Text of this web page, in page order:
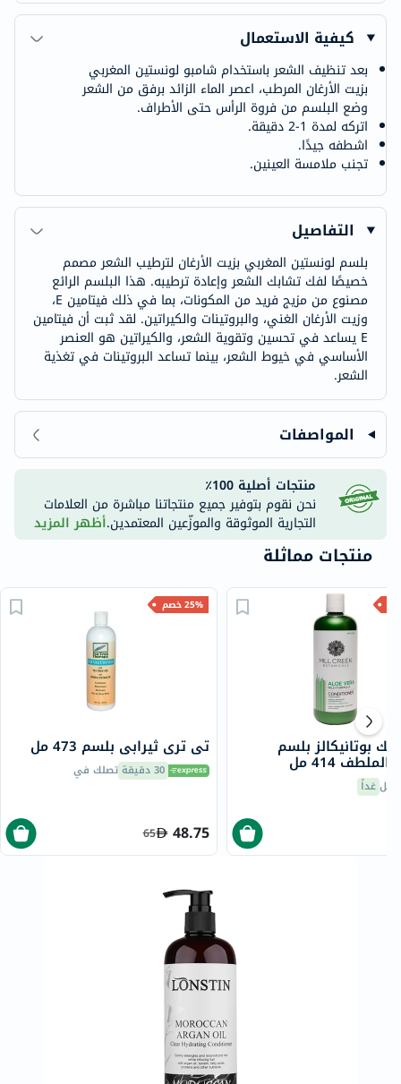
كيفية الاستعمال
بعد تنظيف الشعر باستخدام شامبو لونستين المغربي
بزيت الأرغان المرطب، اعصر الماء الزائد برفق من الشعر
وضع البلسم من فروة الرأس حتى الأطراف.
اتركه لمدة 1-2 دقيقة.
اشطفه جيدًا.
تجنب ملامسة العينين.
التفاصيل
بلسم لونستين المغربي بزيت الأرغان لترطيب الشعر مصمم
خصيصًا لفك تشابك الشعر وإعادة ترطيبه. هذا البلسم الرائع
مصنوع من مزيج فريد من المكونات، بما في ذلك فيتامين E،
وزيت الأرغان الغني، والبروتينات والكيراتين. لقد ثبت أن فيتامين
E يساعد في تحسين وتقوية الشعر، والكيراتين هو العنصر
الأساسي في خيوط الشعر، بينما تساعد البروتينات في تغذية
الشعر.
المواصفات
منتجات أصلية 100٪
نحن نقوم بتوفير جميع منتجاتنا مباشرة من العلامات
التجارية الموثوقة والموزّعين المعتمدين.أظهر المزيد
منتجات مماثلة
25% خصم
تي تري ثيرابي بلسم 473 مل
30 دقيقة تصلك في
48.75
65
بوتانيكالز بلسم
414 مل
غداً